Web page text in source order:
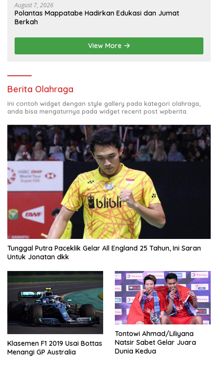
August 7, 2026
Polantas Mappatabe Hadirkan Edukasi dan Jumat
Berkah
View More
Berita Olahraga
Ini contoh widget dengan style gallery pada kategori olahraga,
anda bisa mengaturnya pada widget recent post wpberita.
Tunggal Putra Paceklik Gelar All England 25 Tahun, Ini Saran
Untuk Jonatan dkk
Klasemen F1 2019 Usai Bottas
Menangi GP Australia
Tontowi Ahmad/Liliyana
Natsir Sabet Gelar Juara
Dunia Kedua